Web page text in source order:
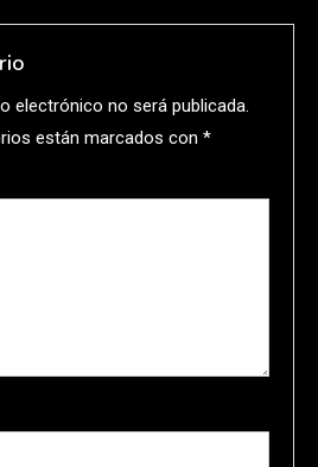
electrónico no será publicada.
están marcados con *